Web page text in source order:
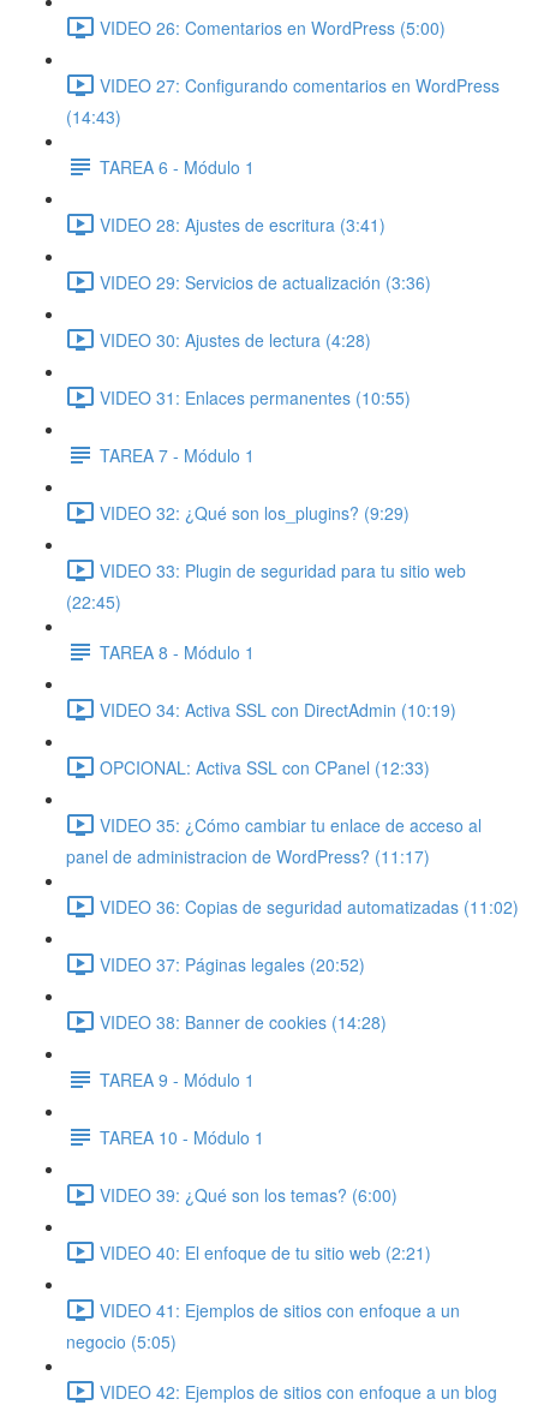
VIDEO 26: Comentarios en WordPress (5:00)
VIDEO 27: Configurando comentarios en WordPress
(14:43)
TAREA 6 - Módulo 1
VIDEO 28: Ajustes de escritura (3:41)
VIDEO 29: Servicios de actualización (3:36)
VIDEO 30: Ajustes de lectura (4:28)
VIDEO 31: Enlaces permanentes (10:55)
TAREA 7 - Módulo 1
VIDEO 32: ¿Qué son los_plugins? (9:29)
VIDEO 33: Plugin de seguridad para tu sitio web
(22:45)
TAREA 8 - Módulo 1
VIDEO 34: Activa SSL con DirectAdmin (10:19)
OPCIONAL: Activa SSL con CPanel (12:33)
VIDEO 35: ¿Cómo cambiar tu enlace de acceso al
panel de administracion de WordPress? (11:17)
VIDEO 36: Copias de seguridad automatizadas (11:02)
VIDEO 37: Páginas legales (20:52)
VIDEO 38: Banner de cookies (14:28)
TAREA 9 - Módulo 1
TAREA 10 - Módulo 1
VIDEO 39: ¿Qué son los temas? (6:00)
VIDEO 40: El enfoque de tu sitio web (2:21)
VIDEO 41: Ejemplos de sitios con enfoque a un
negocio (5:05)
VIDEO 42: Ejemplos de sitios con enfoque a un blog